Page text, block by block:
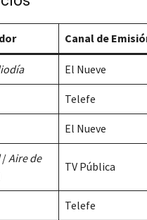
Canal de
El Nueve
Telefe
El Nueve
/Aire de
TV Pública
Telefe